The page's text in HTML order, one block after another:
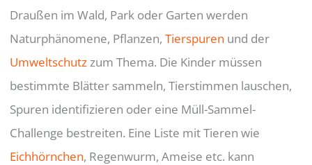
Draußen im Wald, Park oder Garten werden
Naturphänomene, Pflanzen,Tierspuren und der
Umweltschutzzum Thema. Die Kinder müssen
bestimmte Blätter sammeln, Tierstimmen lauschen,
Spuren identifizieren oder eine Müll-Sammel-
Challenge bestreiten. Eine Liste mit Tieren wie
Eichhörnchen, Regenwurm, Ameise etc. kann